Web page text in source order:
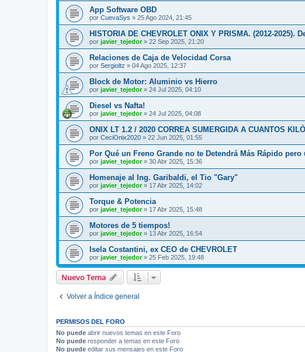
App Software OBD
por CuevaSys » 25 Ago 2024, 21:45
HISTORIA DE CHEVROLET ONIX Y PRISMA. (2012-2025).
por javier_tejedor» 22 Sep 2025, 21:20
Relaciones de Caja de Velocidad Corsa
por Sergioltz » 04 Ago 2025, 12:37
Block de Motor: Aluminio vs Hierro
por javier_tejedor» 24 Jul 2025, 04:10
Diesel vs Nafta!
por javier_tejedor» 24 Jul 2025, 04:08
ONIX LT 1.2 / 2020 CORREA SUMERGIDA A CUANTOS
por CeciOnix2020 » 22 Jun 2025, 01:55
Por Qué un Freno Grande no te Detendrá Más Rápido
por javier_tejedor» 30 Abr 2025, 15:36
Homenaje al Ing. Garibaldi, el Tio "Gary"
por javier_tejedor» 17 Abr 2025, 14:02
Torque & Potencia
por javier_tejedor» 17 Abr 2025, 15:48
Motores de 5 tiempos!
por javier_tejedor» 13 Abr 2025, 16:54
Isela Costantini, ex CEO de CHEVROLET
por javier_tejedor» 25 Feb 2025, 19:48
Nuevo Tema
Volver a Índice general
PERMISOS DEL FORO
No puede abrir nuevos temas en este Foro
No puede responder a temas en este Foro
No puede editar sus mensajes en este Foro